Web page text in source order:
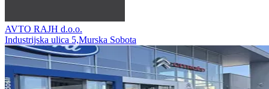
AVTO RAJH d.o.o.
Industrijska ulica 5,Murska Sobota